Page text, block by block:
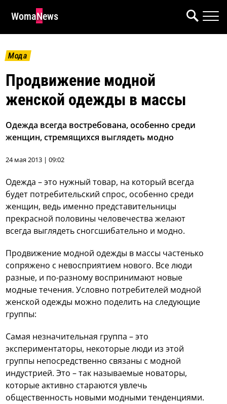
WomaNews
Мода
Продвижение модной
женской одежды в массы
Одежда всегда востребована, особенно среди
женщин, стремящихся выглядеть модно
24 мая 2013 | 09:02
Одежда – это нужный товар, на который всегда
будет потребительский спрос, особенно среди
женщин, ведь именно представительницы
прекрасной половины человечества желают
всегда выглядеть сногсшибательно и модно.
Продвижение модной одежды в массы частенько
сопряжено с невосприятием нового. Все люди
разные, и по-разному воспринимают новые
модные течения. Условно потребителей модной
женской одежды можно поделить на следующие
группы:
Самая незначительная группа – это
экспериментаторы, некоторые люди из этой
группы непосредственно связаны с модной
индустрией. Это – так называемые новаторы,
которые активно стараются увлечь
общественность новыми модными тенденциями.